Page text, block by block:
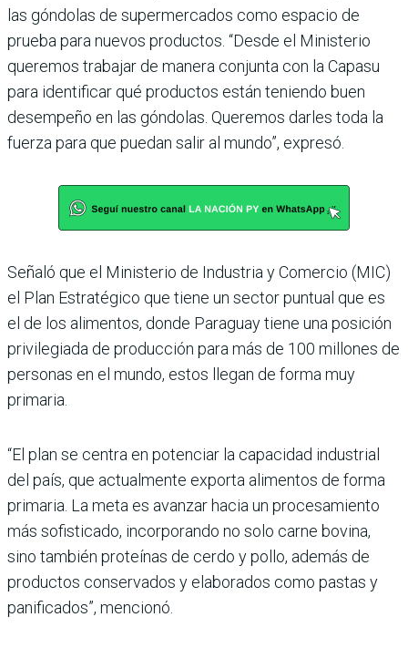
las góndolas de supermercados como espacio de
prueba para nuevos productos. “Desde el Ministerio
queremos trabajar de manera conjunta con la Capasu
para identificar qué productos están teniendo buen
desempeño en las góndolas. Queremos darles toda la
fuerza para que puedan salir al mundo”, expresó.
Señaló que el Ministerio de Industria y Comercio (MIC)
el Plan Estratégico que tiene un sector puntual que es
el de los alimentos, donde Paraguay tiene una posición
privilegiada de producción para más de 100 millones de
personas en el mundo, estos llegan de forma muy
primaria.
“El plan se centra en potenciar la capacidad industrial
del país, que actualmente exporta alimentos de forma
primaria. La meta es avanzar hacia un procesamiento
más sofisticado, incorporando no solo carne bovina,
sino también proteínas de cerdo y pollo, además de
productos conservados y elaborados como pastas y
panificados”, mencionó.